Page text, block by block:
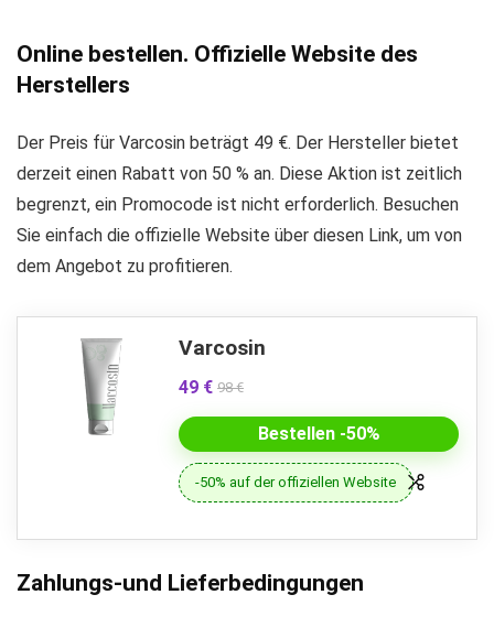
Online bestellen. Offizielle Website des
Herstellers
Der Preis für Varcosin beträgt 49 €. Der Hersteller bietet
derzeit einen Rabatt von 50 % an. Diese Aktion ist zeitlich
begrenzt, ein Promocode ist nicht erforderlich. Besuchen
Sie einfach die offizielle Website über diesen Link, um von
dem Angebot zu profitieren.
Varcosin
49 € 98 €
Bestellen -50%
-50% auf der offiziellen Website
Zahlungs-und Lieferbedingungen